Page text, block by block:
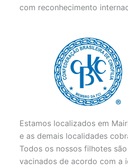
com reconhecimento
Estamos localizados em
e as demais localidades
Todos os nossos filhotes
vacinados de acordo com a